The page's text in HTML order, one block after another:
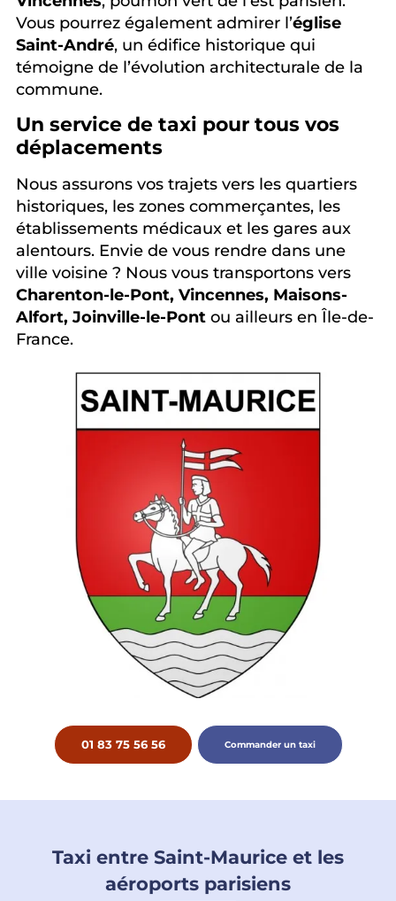
01 83 75 56 56 Commander un taxi
Vous pourrez également admirer l’église
Saint-André, un édifice historique qui
témoigne de l’évolution architecturale de la
commune.
Un service de taxi pour tous vos
déplacements
Nous assurons vos trajets vers les quartiers
historiques, les zones commerçantes, les
établissements médicaux et les gares aux
alentours. Envie de vous rendre dans une
ville voisine ? Nous vous transportons vers
Charenton-le-Pont, Vincennes, Maisons-
Alfort, Joinville-le-Pont ou ailleurs en Île-de-
France.
Taxi entre Saint-Maurice et les
aéroports parisiens